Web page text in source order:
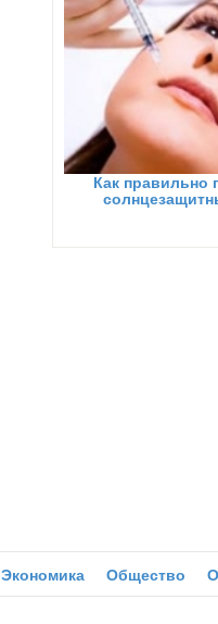
Как правильно
Экономика Общество